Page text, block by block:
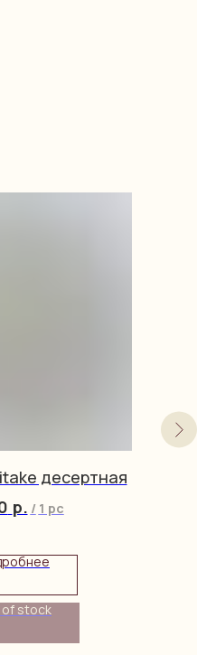
десертная
р. / 1 pc
of stock